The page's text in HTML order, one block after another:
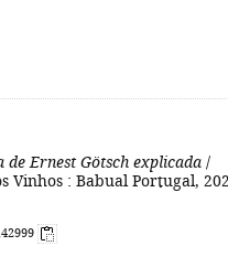
Ernest Götsch explicada /
Vinhos : Babual Portugal,